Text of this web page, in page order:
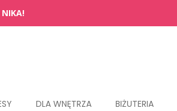
DLA WNĘTRZA BIŻUTERIA